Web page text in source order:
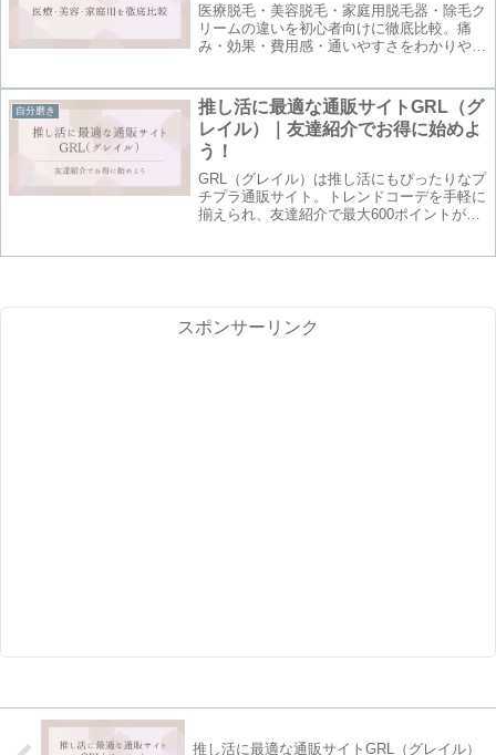
医療脱毛・美容脱毛・家庭用脱毛器・除毛ク
リームの違いを初心者向けに徹底比較。痛
み・効果・費用感・通いやすさをわかりやす
自分磨き
推し活に最適な通販サイトGRL（グ
レイル）｜友達紹介でお得に始めよ
う！
GRL（グレイル）は推し活にもぴったりなプ
チプラ通販サイト。トレンドコーデを手軽に
揃えられ、友達紹介で最大600ポイントがも
スポンサーリンク
推し活に最適な通販サイトGRL（グレイル）